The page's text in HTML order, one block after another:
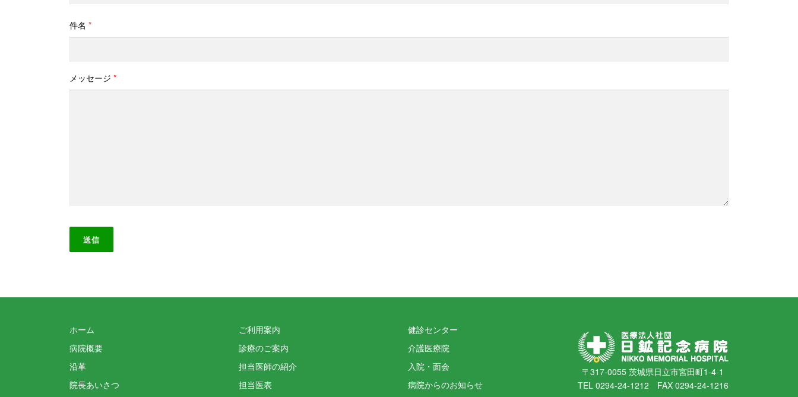
件名 *
メッセージ *
の
ド
空
ま
ま
に
ホーム
病院概要
沿革
院長あいさつ
ご利用案内
診療のご案内
担当医師の紹介
担当医表
健診センター
介護医療院
入院・面会
病院からのお知らせ
〒317-0055 茨城県日立市宮田町1-4-1
TEL 0294-24-1212 FAX 0294-24-1216